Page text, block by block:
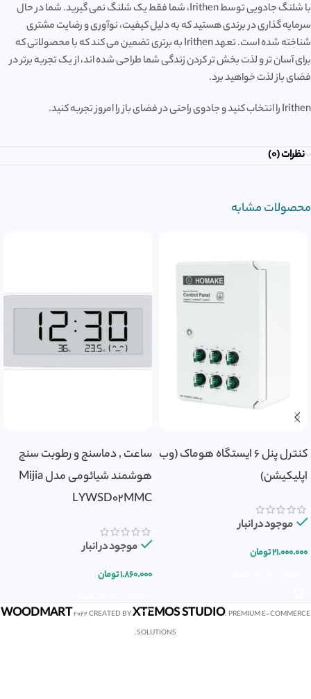
با شلنگ جادویی توسط Irithen، شما فقط یک شلنگ نمی گیرید. شما در حال
سرمایه گذاری در برندی هستید که به دلیل کیفیت، نوآوری و رضایت مشتری
شناخته شده است. تعهد Irithen به برتری تضمین می کند که با محصولاتی که
برای آسان تر و لذت بخش تر کردن زندگی شما طراحی شده اند، از یک تجربه برتر در
فضای باز لذت خواهید برد.
Irithen را انتخاب کنید و جادوی راحتی در فضای باز را امروز تجربه کنید.
نظرات (0)
محصولات مشابه
کنترل پنل 6 ایستگاه هوماک (وب
اپلیکیشن)
موجود در انبار
۲۱.۰۰۰.۰۰۰تومان
ساعت , دماسنج و رطوبت سنج
هوشمند شیائومی مدل Mijia
LYWSD02MMC
موجود در انبار
۱.۸۶۰.۰۰۰تومان
WOODMART2022 CREATED BYXTEMOS STUDIO. PREMIUM E-COMMERCE
SOLUTIONS.